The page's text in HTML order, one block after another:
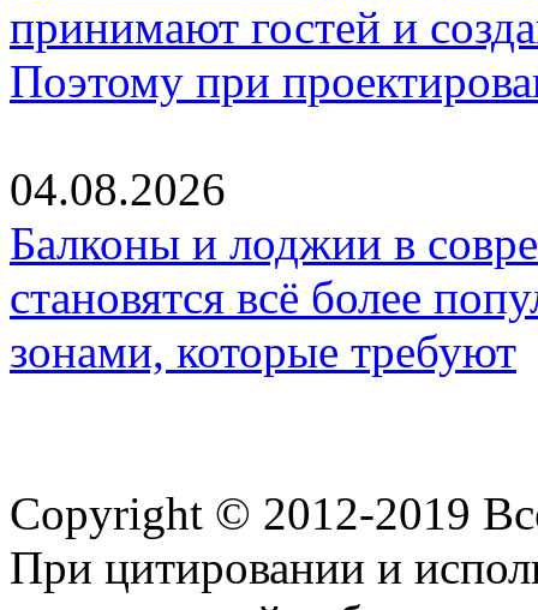
принимают гостей и
Поэтому при
04.08.2026
Балконы и лоджии в
становятся всё более
зонами, которые требуют
Copyright © 2012-2019
При цитировании и